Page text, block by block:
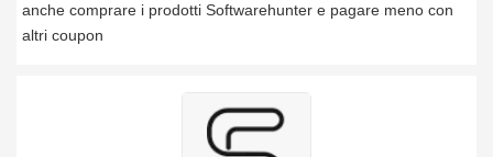
anche comprare i prodotti Softwarehunter e pagare meno con
altri coupon